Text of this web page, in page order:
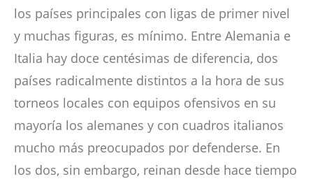
los países principales con ligas de primer nivel
y muchas figuras, es mínimo. Entre Alemania e
Italia hay doce centésimas de diferencia, dos
países radicalmente distintos a la hora de sus
torneos locales con equipos ofensivos en su
mayoría los alemanes y con cuadros italianos
mucho más preocupados por defenderse. En
los dos, sin embargo, reinan desde hace tiempo